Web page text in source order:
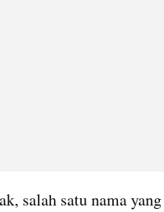
salah satu nama